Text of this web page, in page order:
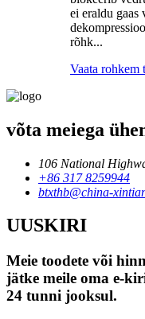
ei eraldu gaas
rõhk...
Vaata rohkem
võta meiega
106 National
+86 317 8259944
btxthb@china-
UUSKIRI
Meie toodete või
jätke meile oma e-
24 tunni jooksul.